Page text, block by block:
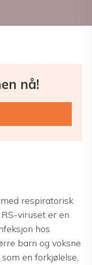
nå!
respiratorisk
viruset er en
hos
barn og voksne
en forkjølelse,